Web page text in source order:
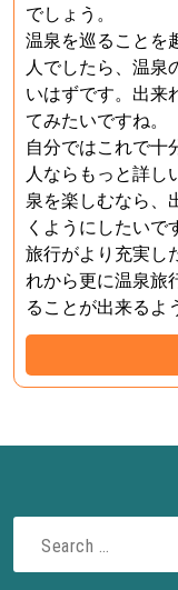
でしょう。
温泉を巡ることを
人でしたら、温泉
いはずです。出来
てみたいですね。
自分ではこれで十
人ならもっと詳し
泉を楽しむなら、
くようにしたいで
旅行がより充実し
れから更に温泉旅
ることが出来るよ
Search